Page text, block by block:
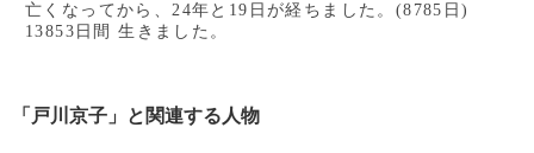
亡くなってから、24年と19日が経ちました。(8785日)
13853日間 生きました。
「戸川京子」と関連する人物